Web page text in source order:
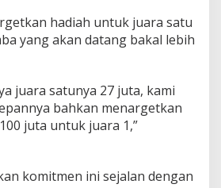
hadiah untuk juara satu
yang akan datang bakal lebih
juara satunya 27 juta, kami
bahkan menargetkan
juta untuk juara 1,”
komitmen ini sejalan dengan